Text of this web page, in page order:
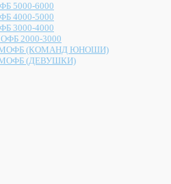
5000-6000
4000-5000
3000-4000
2000-3000
(КОМАНД ЮНОШИ)
(ДЕВУШКИ)